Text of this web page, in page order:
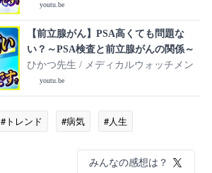
youtu.be
【前立腺がん】PSA高くても問題な
い？～PSA検査と前立腺がんの関係～
ひかつ先生 / メディカルウォッチメン
youtu.be
#トレンド #病気 #人生
みんなの感想は？